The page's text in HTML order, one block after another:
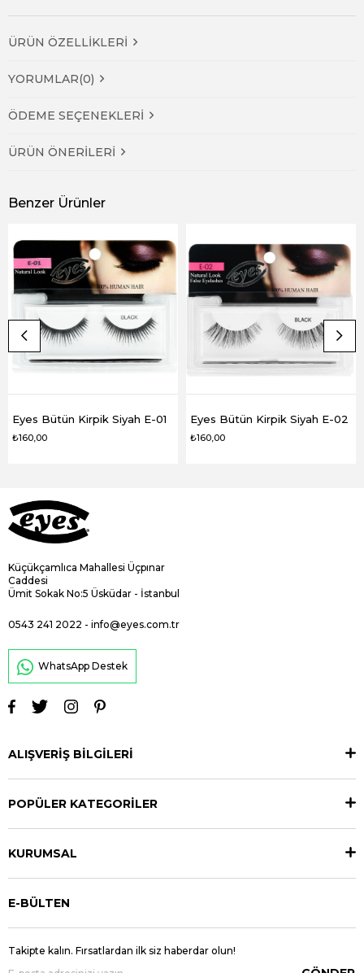
ÜRÜN ÖZELLIKLERI
YORUMLAR(0)
ÖDEME SEÇENEKLERI
ÜRÜN ÖNERILERI
Benzer Ürünler
Eyes Bütün Kirpik Siyah E-01
₺160,00
Eyes Bütün Kirpik Siyah E-02
₺160,00
Küçükçamlıca Mahallesi Üçpınar
Caddesi
Ümit Sokak No:5 Üsküdar - İstanbul
0543 241 2022 - info@eyes.com.tr
WhatsApp Destek
ALIŞVERİŞ BİLGİLERİ
POPÜLER KATEGORİLER
KURUMSAL
E-BÜLTEN
Takipte kalın. Fırsatlardan ilk siz haberdar olun!